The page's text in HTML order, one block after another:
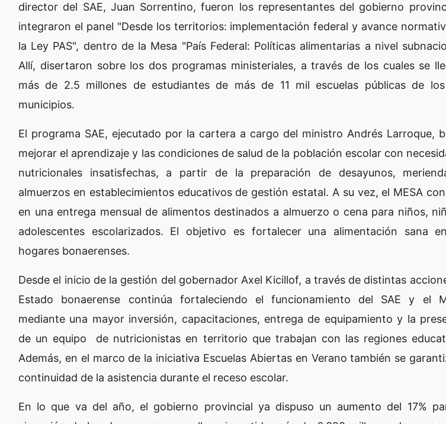
director del SAE, Juan Sorrentino, fueron los representantes del gobierno
integraron el panel "Desde los territorios: implementación federal y avance
la Ley PAS", dentro de la Mesa "País Federal: Políticas alimentarias a nivel
Allí, disertaron sobre los dos programas ministeriales, a través de los cuales se
más de 2.5 millones de estudiantes de más de 11 mil escuelas públicas de
municipios.
El programa SAE, ejecutado por la cartera a cargo del ministro Andrés Larroque,
mejorar el aprendizaje y las condiciones de salud de la población escolar con
nutricionales insatisfechas, a partir de la preparación de desayunos,
almuerzos en establecimientos educativos de gestión estatal. A su vez, el MESA
en una entrega mensual de alimentos destinados a almuerzo o cena para niños,
adolescentes escolarizados. El objetivo es fortalecer una alimentación sana
hogares bonaerenses.
Desde el inicio de la gestión del gobernador Axel Kicillof, a través de distintas
Estado bonaerense continúa fortaleciendo el funcionamiento del SAE y el
mediante una mayor inversión, capacitaciones, entrega de equipamiento y la
de un equipo de nutricionistas en territorio que trabajan con las regiones
Además, en el marco de la iniciativa Escuelas Abiertas en Verano también se
continuidad de la asistencia durante el receso escolar.
En lo que va del año, el gobierno provincial ya dispuso un aumento del 17%